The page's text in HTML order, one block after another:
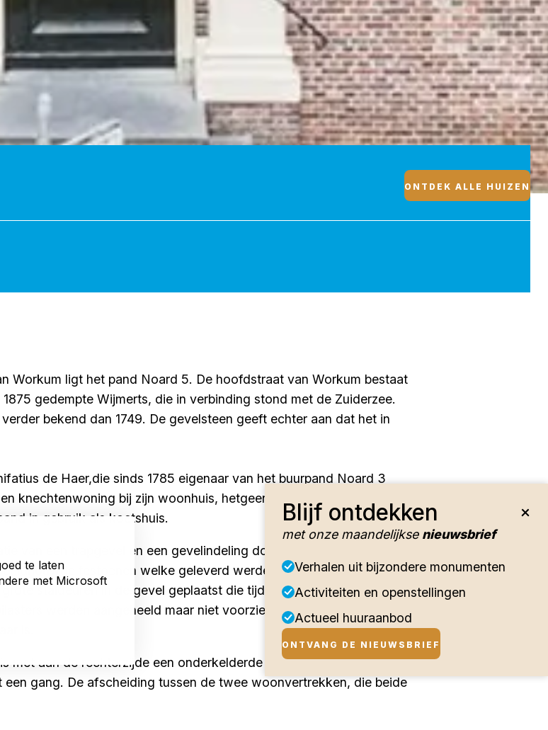
te laten
met Microsoft
ONTDEK ALLE HUIZEN
Workum ligt het pand Noard 5. De hoofdstraat van Workum bestaat
gedempte Wijmerts, die in verbinding stond met de Zuiderzee.
bekend dan 1749. De gevelsteen geeft echter aan dat het in
de Haer,die sinds 1785 eigenaar van het buurpand Noard 3
knechtenwoning bij zijn woonhuis, hetgeen met een ingrijpende
in gebruik als koetshuis.
van een trapgevel en een gevelindeling door middel van pilasters.
festoenen welke geleverd werden door een
staldeuren in de gevel geplaatst die tijdens de restauratie van
werden aangeheeld maar niet voorzien van beeldhouwwerk
is.
met aan de rechterzijde een onderkelderde zijkamer. Daarachter
gang. De afscheiding tussen de twee woonvertrekken, die beide
Blijf ontdekken
met onze maandelijkse nieuwsbrief
Verhalen uit bijzondere monumenten
Activiteiten en openstellingen
Actueel huuraanbod
ONTVANG DE NIEUWSBRIEF